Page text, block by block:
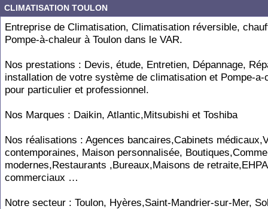
CLIMATISATION TOULON
Entreprise de Climatisation, Climatisation réversible,
Pompe-à-chaleur à Toulon dans le VAR.
Nos prestations : Devis, étude, Entretien, Dépannage,
installation de votre système de climatisation et Pompe-a-
pour particulier et professionnel.
Nos Marques : Daikin, Atlantic,Mitsubishi et Toshiba
Nos réalisations : Agences bancaires,Cabinets
contemporaines, Maison personnalisée,
modernes,Restaurants ,Bureaux,Maisons de
commerciaux …
Notre secteur : Toulon, Hyères,Saint-Mandrier-sur-Mer,